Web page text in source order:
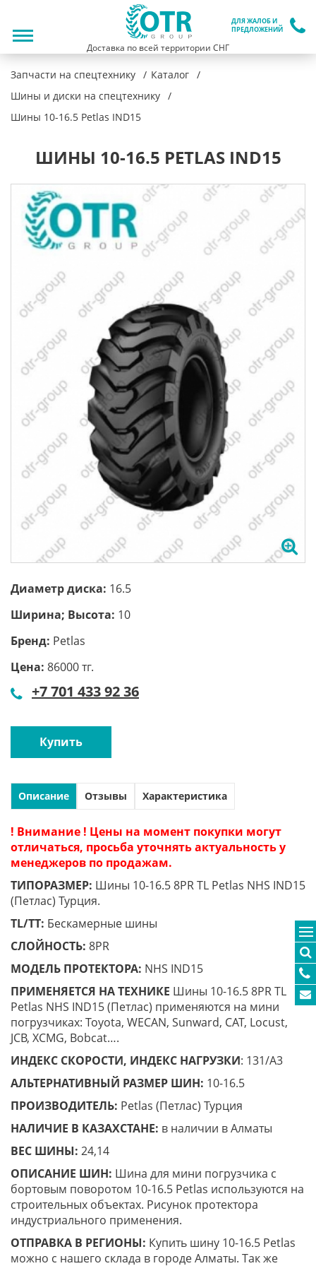
ДЛЯ ЖАЛОБ И
ПРЕДЛОЖЕНИЙ
Доставка по всей территории СНГ
Запчасти на спецтехнику
Каталог
Шины и диски на спецтехнику
Шины 10-16.5 Petlas IND15
ШИНЫ 10-16.5 PETLAS IND15
Диаметр диска: 16.5
Ширина; Высота: 10
Бренд: Petlas
Цена: 86000 тг.
+7 701 433 92 36
Купить
Описание Отзывы Характеристика
! Внимание ! Цены на момент покупки могут
отличаться, просьба уточнять актуальность у
менеджеров по продажам.
ТИПОРАЗМЕР: Шины 10-16.5 8PR TL Petlas NHS IND15
(Петлас) Турция.
TL/TT: Бескамерные шины
СЛОЙНОСТЬ: 8PR
МОДЕЛЬ ПРОТЕКТОРА: NHS IND15
ПРИМЕНЯЕТСЯ НА ТЕХНИКЕ Шины 10-16.5 8PR TL
Petlas NHS IND15 (Петлас) применяются на мини
погрузчиках: Toyota, WECAN, Sunward, CAT, Locust,
JCB, XCMG, Bobcat….
ИНДЕКС СКОРОСТИ, ИНДЕКС НАГРУЗКИ: 131/A3
АЛЬТЕРНАТИВНЫЙ РАЗМЕР ШИН: 10-16.5
ПРОИЗВОДИТЕЛЬ: Petlas (Петлас) Турция
НАЛИЧИЕ В КАЗАХСТАНЕ: в наличии в Алматы
ВЕС ШИНЫ: 24,14
ОПИСАНИЕ ШИН: Шина для мини погрузчика с
бортовым поворотом 10-16.5 Petlas используются на
строительных объектах. Рисунок протектора
индустриального применения.
ОТПРАВКА В РЕГИОНЫ: Купить шину 10-16.5 Petlas
можно с нашего склада в городе Алматы. Так же